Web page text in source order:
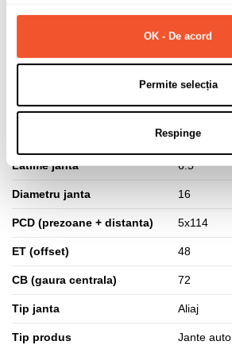
OK - De acord
Permite selecția
Respinge
Solicită informații
Detalii ale produsului
DEZENT
Latime janta 6.5
Diametru janta 16
PCD (prezoane + distanta) 5x114
ET (offset) 48
CB (gaura centrala) 72
Tip janta Aliaj
Tip produs Jante auto